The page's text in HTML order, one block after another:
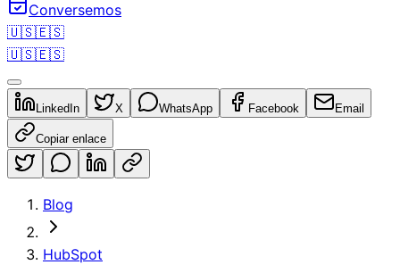
Conversemos
🇺🇸🇪🇸
🇺🇸🇪🇸
LinkedIn X WhatsApp Facebook Email
Copiar enlace
Blog
HubSpot